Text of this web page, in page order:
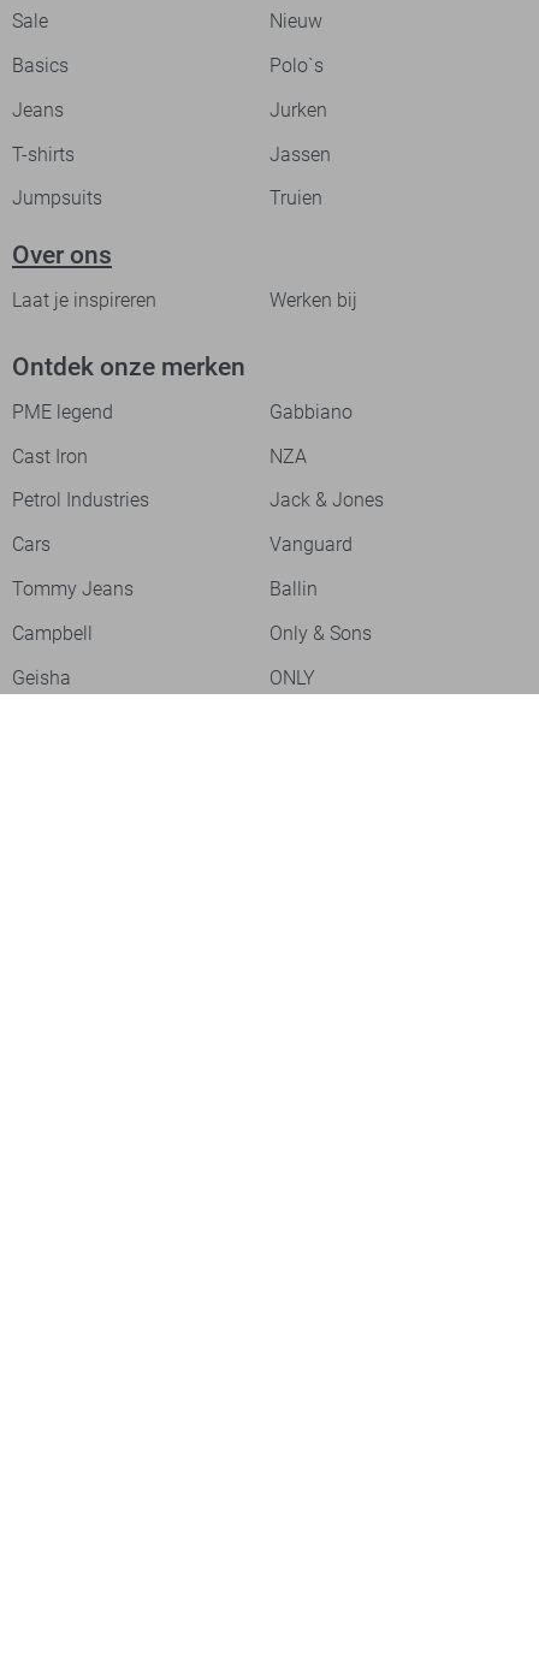
Sale
Nieuw
Basics
Polo`s
Jeans
Jurken
T-shirts
Jassen
Jumpsuits
Truien
Over ons
Laat je inspireren Werken bij
Ontdek onze merken
PME legend
Gabbiano
Cast Iron
NZA
Petrol Industries
Jack & Jones
Cars
Vanguard
Tommy Jeans
Ballin
Campbell
Only & Sons
Geisha
ONLY